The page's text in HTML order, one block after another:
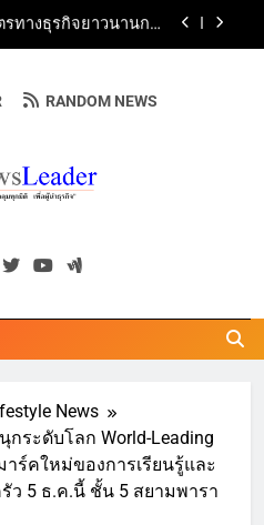
ทางธุรกิจยาวนานกว่า
ชิงรุก แนะเคล็ดลับปรับ
ขายได้ ขายดี ขายนาน”
งคมปลอดเหล้า ภายใต้
ภาพดี สิ่งดีๆ จะเกิดขึ้น”
Unveils Vision for
Ready Education
งศ์” พุ่งทะยานสู่น่านฟ้า
หาวิทยาลัย จัดสัมมนา
ายได้ ขายดี ขายนาน”
กมิติ เพื่อ…ผู้นำธุรกิจ"
RANDOM NEWS
News
กระดับโลก World-Leading
าร์คใหม่ของการเรียนรู้และ
ว 5 ธ.ค.นี้ ชั้น 5 สยามพารา